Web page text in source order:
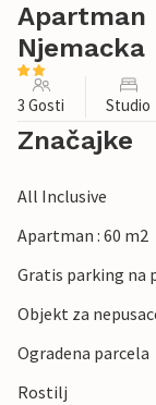
Apartman
Njemacka
3 Gosti Studio
Značajke
All Inclusive
Apartman : 60 m2
Gratis parking na
Objekt za
Ogradena parcela
Rostilj